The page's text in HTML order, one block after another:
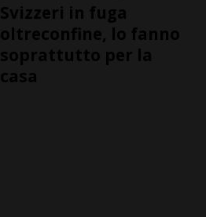
Svizzeri in fuga
oltreconfine, lo fanno
soprattutto per la
casa